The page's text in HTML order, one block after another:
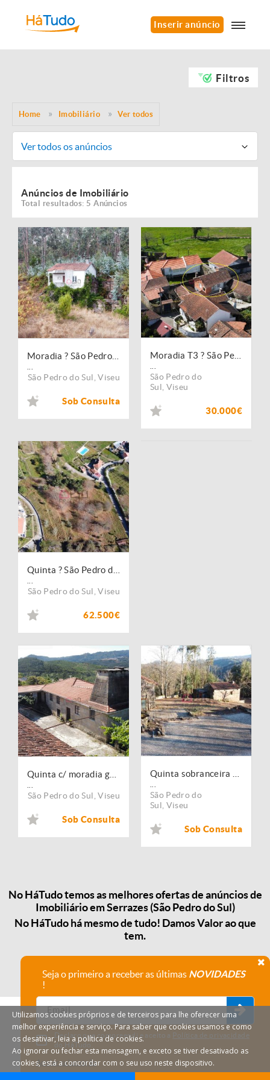
Inserir anúncio
Filtros
Home Imobiliário Ver todos
Ver todos os anúncios
Anúncios de Imobiliário
Total resultados: 5 Anúncios
São Pedro do Sul ,Viseu
Sob Consulta
São Pedro do
Sul Viseu
30.000€
São Pedro do Sul ,Viseu
62.500€
São Pedro do Sul ,Viseu
Sob Consulta
São Pedro do
Sul Viseu
Sob Consulta
No HáTudo temos as melhores ofertas de anúncios de
Imobiliário em Serrazes (São Pedro do Sul)
No HáTudo há mesmo de tudo! Damos Valor ao que
tem.
Seja o primeiro a receber as últimas NOVIDADES
!
Declaro que compreendi e aceito a Política de privacidade
do HáTudo.
Anular subscrição
Utilizamos cookies próprios e de terceiros para lhe oferecer uma
melhor experiência e serviço. Para saber que cookies usamos e como
os desativar, leia a política de cookies.
Ao ignorar ou fechar esta mensagem, e exceto se tiver desativado as
cookies, está a concordar com o seu uso neste dispositivo.